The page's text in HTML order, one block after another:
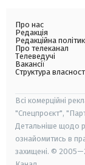
Про нас
Редакція
Редакційна
Про телеканал
Телеведучі
Вакансії
Структура
Всі комерційні
"Спецпроєкт",
Детальніше щодо
ознайомитись в
захищені. ©